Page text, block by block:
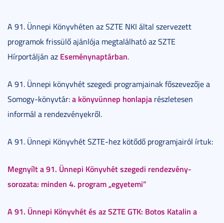
A 91. Ünnepi Könyvhéten az SZTE NKI által szervezett
programok frissülő ajánlója megtalálható az SZTE
Hírportálján az Eseménynaptárban.
A 91. Ünnepi könyvhét szegedi programjainak főszevezője a
Somogy-könyvtár:a könyvünnep honlapja részletesen
informál a rendezvényekről.
A 91. Ünnepi Könyvhét SZTE-hez kötődő programjairól írtuk:
Megnyílt a 91. Ünnepi Könyvhét szegedi rendezvény-
sorozata: minden 4. program „egyetemi”
A 91. Ünnepi Könyvhét és az SZTE GTK: Botos Katalin a